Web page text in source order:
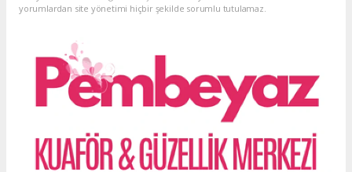
yorumlardan site yönetimi hiçbir şekilde sorumlu tutulamaz.